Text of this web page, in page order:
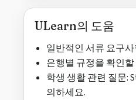
ULearn의 도움
일반적인 서류 요구
은행별 규정을 확인할
학생 생활 관련 질문:
의하세요.